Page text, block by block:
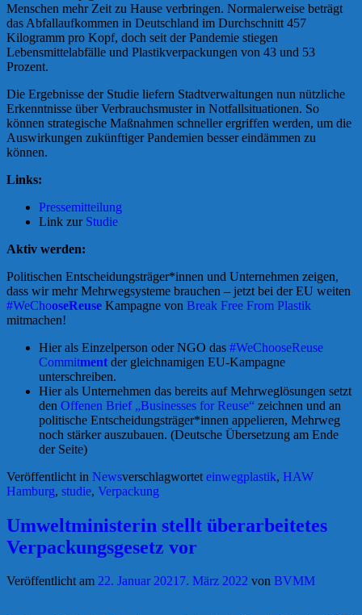
Menschen mehr Zeit zu Hause verbringen. Normalerweise beträgt
das Abfallaufkommen in Deutschland im Durchschnitt 457
Kilogramm pro Kopf, doch seit der Pandemie stiegen
Lebensmittelabfälle und Plastikverpackungen von 43 und 53
Prozent.
Die Ergebnisse der Studie liefern Stadtverwaltungen nun nützliche
Erkenntnisse über Verbrauchsmuster in Notfallsituationen. So
können strategische Maßnahmen schneller ergriffen werden, um die
Auswirkungen zukünftiger Pandemien besser eindämmen zu
können.
Links:
Pressemitteilung
Link zur Studie
Aktiv werden:
Politischen Entscheidungsträger*innen und Unternehmen zeigen,
dass wir mehr Mehrwegsysteme brauchen – jetzt bei der EU weiten
#WeChooseReuse Kampagne von Break Free From Plastik
mitmachen!
Hier als Einzelperson oder NGO das #WeChooseReuse
Commitment der gleichnamigen EU-Kampagne
unterschreiben.
Hier als Unternehmen das bereits auf Mehrweglösungen setzt
den Offenen Brief „Businesses for Reuse“ zeichnen und an
politische Entscheidungsträger*innen appelieren, Mehrweg
noch stärker auszubauen. (Deutsche Übersetzung am Ende
der Seite)
Veröffentlicht in Newsverschlagwortet einwegplastik, HAW
Hamburg, studie, Verpackung
Umweltministerin stellt überarbeitetes
Verpackungsgesetz vor
Veröffentlicht am 22. Januar 20217. März 2022 von BVMM